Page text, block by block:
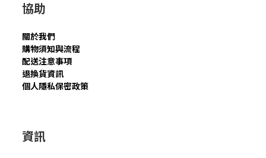
協助
關於我們
購物須知與流程
配送注意事項
退換貨資訊
個人隱私保密政策
資訊